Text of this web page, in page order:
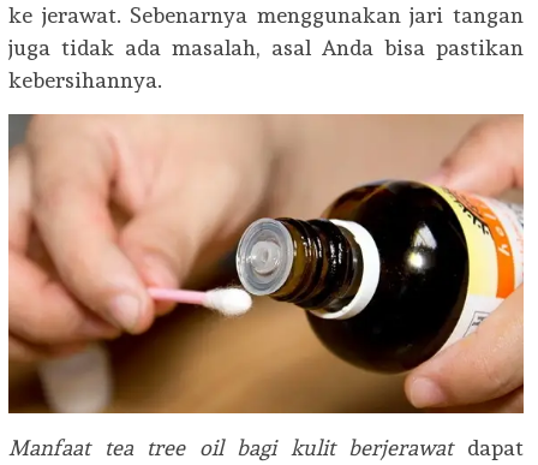
ke jerawat. Sebenarnya menggunakan jari tangan
juga tidak ada masalah, asal Anda bisa pastikan
kebersihannya.
Manfaat tea tree oil bagi kulit berjerawatdapat